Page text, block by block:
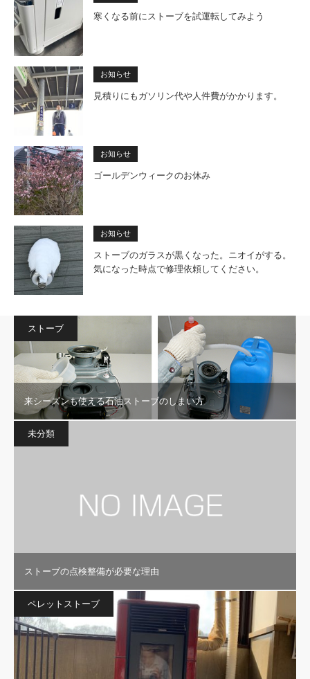
寒くなる前にストーブを試運転してみよう
お知らせ
見積りにもガソリン代や人件費がかかります。
お知らせ
ゴールデンウィークのお休み
お知らせ
ストーブのガラスが黒くなった。ニオイがする。
気になった時点で修理依頼してください。
ストーブ
来シーズンも使える石油ストーブのしまい方
未分類
ストーブの点検整備が必要な理由
ペレットストーブ